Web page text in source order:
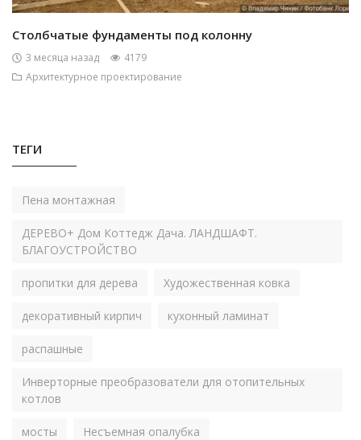
Столбчатые фундаменты под колонну
3 месяца назад
4179
Архитектурное проектирование
ТЕГИ
Пена монтажная
ДЕРЕВО+ Дом Коттедж Дача. ЛАНДШАФТ.
БЛАГОУСТРОЙСТВО
пропитки для дерева Художественная ковка
декоративный кирпич кухонный ламинат
распашные
Инверторные преобразователи для отопительных
котлов
мосты Несъемная опалубка